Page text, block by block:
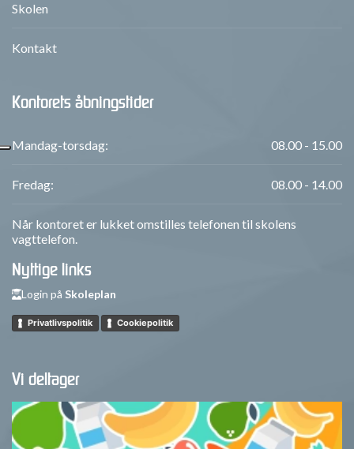
Skolen
Kontakt
Kontorets åbningstider
Mandag-torsdag: 08.00 - 15.00
Fredag: 08.00 - 14.00
Når kontoret er lukket omstilles telefonen til skolens
vagttelefon.
Nyttige links
Login på Skoleplan
Privatlivspolitik Cookiepolitik
Vi deltager